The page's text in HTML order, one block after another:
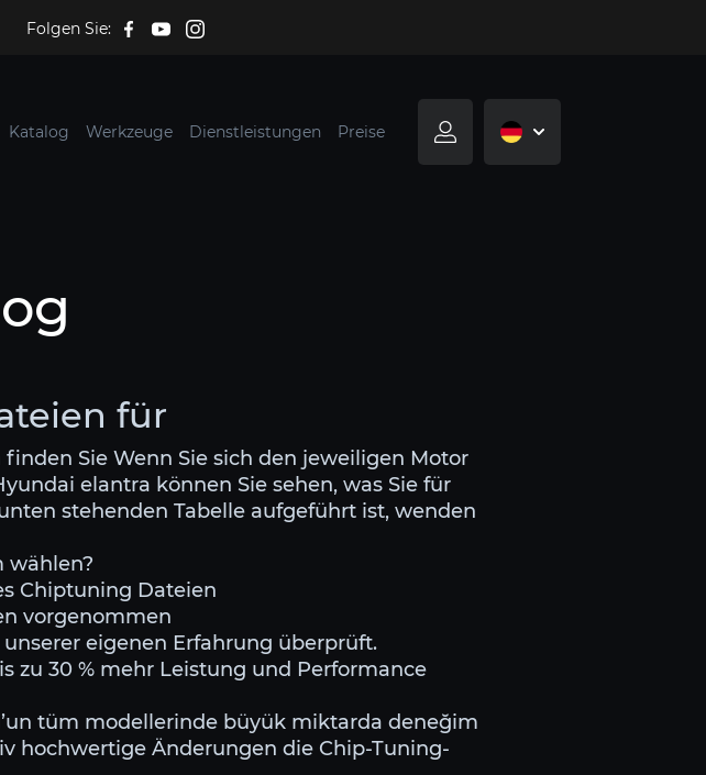
Folgen Sie:
Katalog Werkzeuge Dienstleistungen Preise
für
Sie Wenn Sie sich den jeweiligen Motor
elantra können Sie sehen, was Sie für
stehenden Tabelle aufgeführt ist, wenden
wählen?
Chiptuning Dateien
vorgenommen
eigenen Erfahrung überprüft.
zu 30 % mehr Leistung und Performance
tüm modellerinde büyük miktarda deneğim
hochwertige Änderungen die Chip-Tuning-